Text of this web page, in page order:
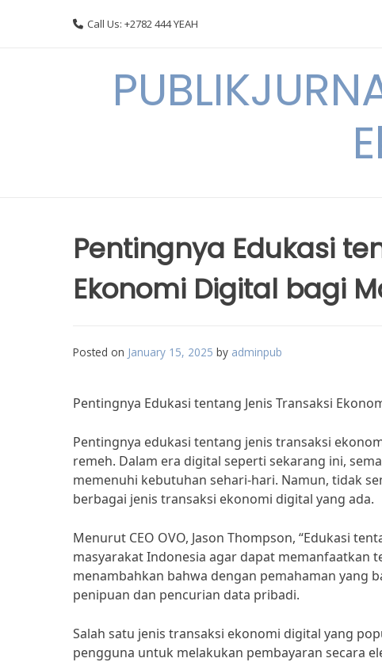
Call Us: +2782 444 YEAH
Pentingnya Edukasi
Ekonomi Digital bagi
Posted on January 15, 2025 by adminpub
Pentingnya Edukasi tentang Jenis Transaksi
Pentingnya edukasi tentang jenis transaksi
remeh. Dalam era digital seperti sekarang ini,
memenuhi kebutuhan sehari-hari. Namun, tidak
berbagai jenis transaksi ekonomi digital yang ada.
Menurut CEO OVO, Jason Thompson, “Edukasi
masyarakat Indonesia agar dapat memanfaatkan
menambahkan bahwa dengan pemahaman yang
penipuan dan pencurian data pribadi.
Salah satu jenis transaksi ekonomi digital yang
pengguna untuk melakukan pembayaran secara